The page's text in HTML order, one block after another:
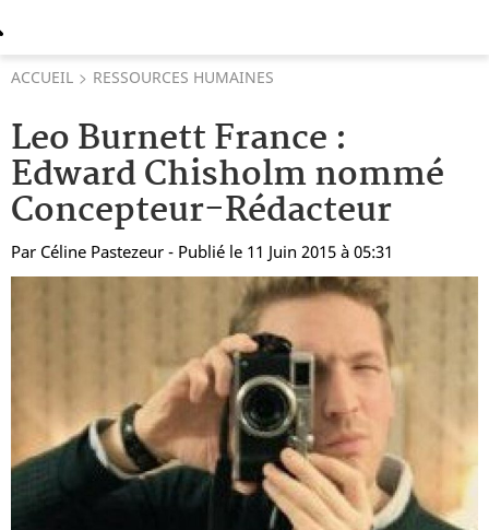
ACCUEIL RESSOURCES HUMAINES
Leo Burnett France :
Edward Chisholm nommé
Concepteur-Rédacteur
Par Céline Pastezeur - Publié le 11 Juin 2015 à 05:31